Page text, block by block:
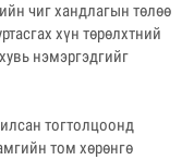
чиг хандлагын төлөө
хүн төрөлхтний
нэмэргэдгийг
тогтолцоонд
том хөрөнгө